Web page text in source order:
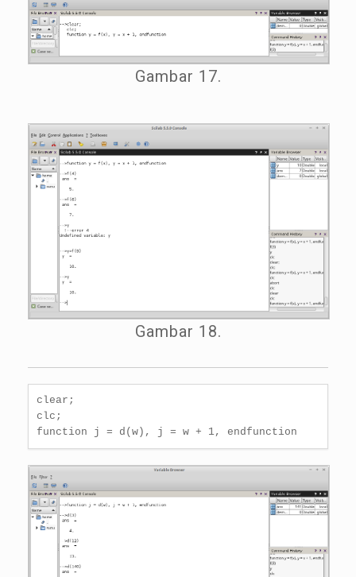
Gambar 17.
Gambar 18.
clear;
clc;
function j = d(w), j = w + 1, endfunction